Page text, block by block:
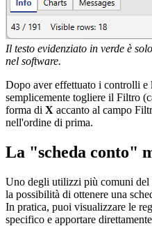
Il testo evidenziato in verde è
nel software.
Dopo aver effettuato i controlli e
semplicemente togliere il Filtro
forma di X accanto al campo
nell'ordine di prima.
La "scheda conto"
Uno degli utilizzi più comuni del
la possibilità di ottenere una
In pratica, puoi visualizzare le
specifico e apportare